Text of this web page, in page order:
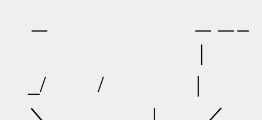
| ／ /
_/ / | /